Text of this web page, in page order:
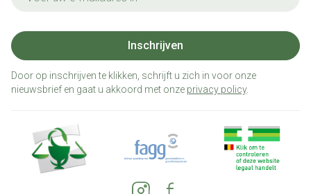
Inschrijven
Door op inschrijven te klikken, schrijft u zich in voor onze
nieuwsbrief en gaat u akkoord met onze privacy policy.